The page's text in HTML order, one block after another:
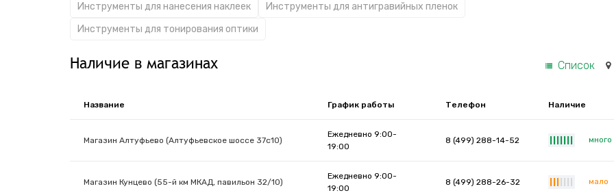
Инструменты для нанесения наклеек
Инструменты для антигравийных пленок
Инструменты для тонирования оптики
Наличие в магазинах Список
Название График работы Телефон Наличие
Магазин Алтуфьево (Алтуфьевское шоссе 37с10)
Ежедневно 9:00-
19:00
8 (499) 288-14-52 много
Магазин Кунцево (55-й км МКАД, павильон 32/10)
Ежедневно 9:00-
19:00
8 (499) 288-26-32 мало